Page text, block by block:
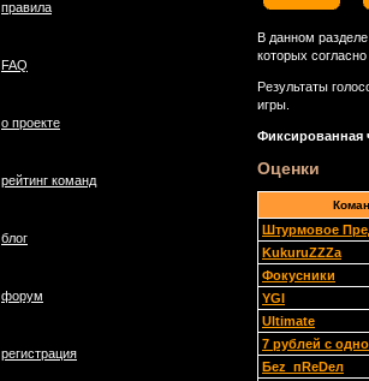
правила
FAQ
о проектe
рейтинг команд
блог
форум
регистрация
В данном
которых
Результаты
игры.
Фиксированная
Оценки
Штурмовое
KukuruZZZa
Фокусники
YGI
Ultimate
7 рублей с
Беz_пRеDел